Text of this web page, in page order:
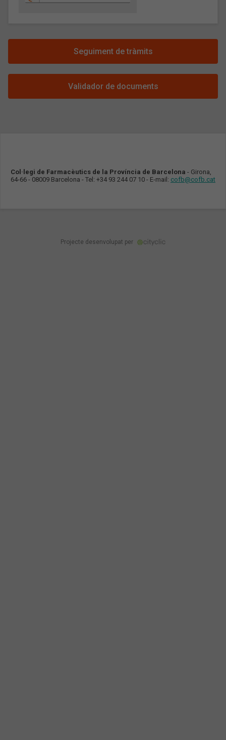
Seguiment de tràmits
Validador de documents
Col·legi de Farmacèutics de la Província de Barcelona - Girona,
64-66 - 08009 Barcelona - Tel: +34 93 244 07 10 - E-mail: cofb@cofb.cat
Projecte desenvolupat per